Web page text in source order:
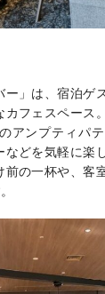
ー」は、宿泊ゲ
フェスペース
アンプティパ
どを気軽に楽
の一杯や、客